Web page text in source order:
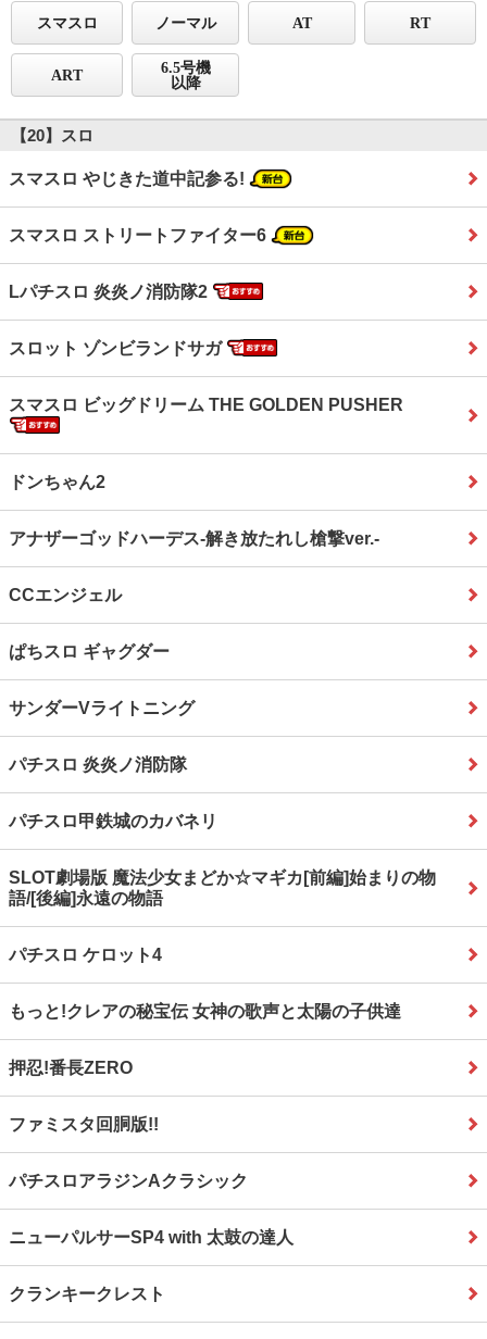
スマスロ ノーマル AT RT
ART
6.5号機
以降
【20】スロ
スマスロ やじきた道中記参る!
スマスロ ストリートファイター6
Lパチスロ 炎炎ノ消防隊2
スロット ゾンビランドサガ
スマスロ ビッグドリーム THE GOLDEN PUSHER
ドンちゃん2
アナザーゴッドハーデス‐解き放たれし槍撃ver.‐
CCエンジェル
ぱちスロ ギャグダー
サンダーVライトニング
パチスロ 炎炎ノ消防隊
パチスロ甲鉄城のカバネリ
SLOT劇場版 魔法少女まどか☆マギカ[前編]始まりの物
語/[後編]永遠の物語
パチスロ ケロット4
もっと!クレアの秘宝伝 女神の歌声と太陽の子供達
押忍!番長ZERO
ファミスタ回胴版!!
パチスロアラジンAクラシック
ニューパルサーSP4 with 太鼓の達人
クランキークレスト